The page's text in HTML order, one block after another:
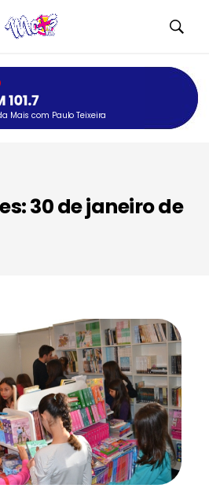
Mais com Paulo Teixeira
30 de janeiro de